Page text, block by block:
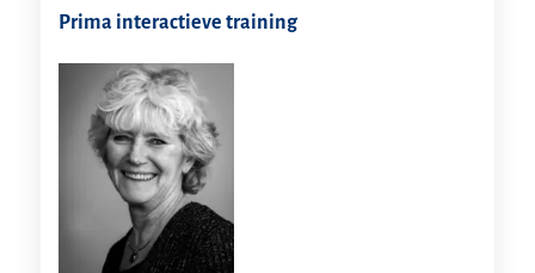
Prima interactieve training